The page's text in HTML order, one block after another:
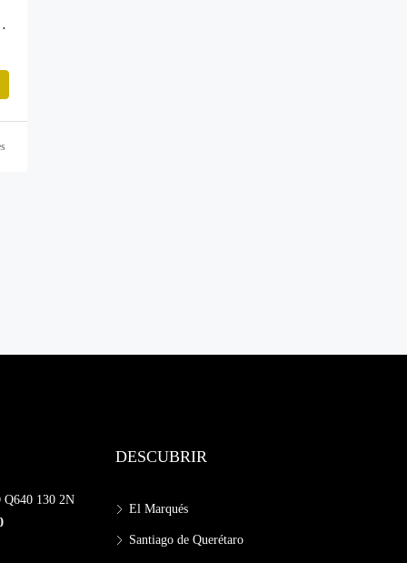
Querétaro
130 2N
DESCUBRIR
El Marqués
Santiago de Querétaro